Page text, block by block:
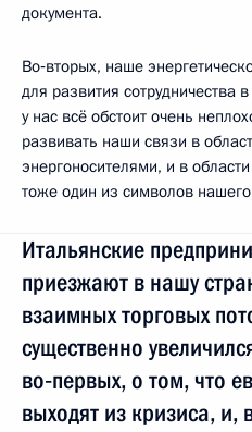
документа.
Во‑вторых, наше
для развития сотрудничества
у нас всё обстоит очень
развивать наши связи в
энергоносителями, и в
тоже один из символов нашего
Итальянские
приезжают в нашу
взаимных торговых
существенно
во‑первых, о том, что
выходят из кризиса, и,